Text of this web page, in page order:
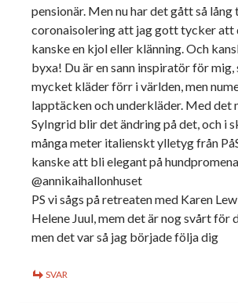
pensionär. Men nu har det gått så lång
coronaisolering att jag gott tycker att
kanske en kjol eller klänning. Och
byxa! Du är en sann inspiratör för
mycket kläder förr i världen, men
lapptäcken och underkläder. Med det
SyIngrid blir det ändring på det, och i
många meter italienskt ylletyg från
kanske att bli elegant på
@annikaihallonhuset
PS vi sågs på retreaten med Karen
Helene Juul, mem det är nog svårt för
men det var så jag började följa dig
SVAR